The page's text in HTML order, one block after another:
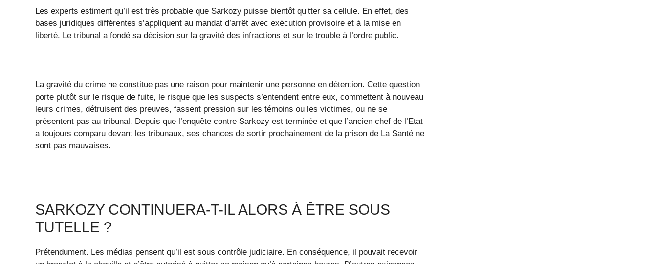
Les experts estiment qu’il est très probable que Sarkozy puisse bientôt quitter sa cellule. En effet, des
bases juridiques différentes s’appliquent au mandat d’arrêt avec exécution provisoire et à la mise en
liberté. Le tribunal a fondé sa décision sur la gravité des infractions et sur le trouble à l’ordre public.
La gravité du crime ne constitue pas une raison pour maintenir une personne en détention. Cette question
porte plutôt sur le risque de fuite, le risque que les suspects s’entendent entre eux, commettent à nouveau
leurs crimes, détruisent des preuves, fassent pression sur les témoins ou les victimes, ou ne se
présentent pas au tribunal. Depuis que l’enquête contre Sarkozy est terminée et que l’ancien chef de l’Etat
a toujours comparu devant les tribunaux, ses chances de sortir prochainement de la prison de La Santé ne
sont pas mauvaises.
SARKOZY CONTINUERA-T-IL ALORS À ÊTRE SOUS
TUTELLE ?
Prétendument. Les médias pensent qu’il est sous contrôle judiciaire. En conséquence, il pouvait recevoir